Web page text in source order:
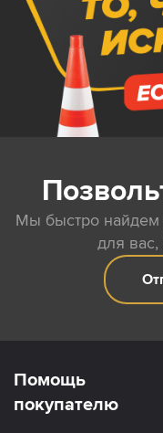
Мы быстро
для
Помощь
покупателю